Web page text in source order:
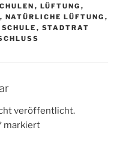
, LÜFTUNG ,
, NATÜRLICHE LÜFTUNG ,
SCHULE , STADTRAT
veröffentlicht.
markiert